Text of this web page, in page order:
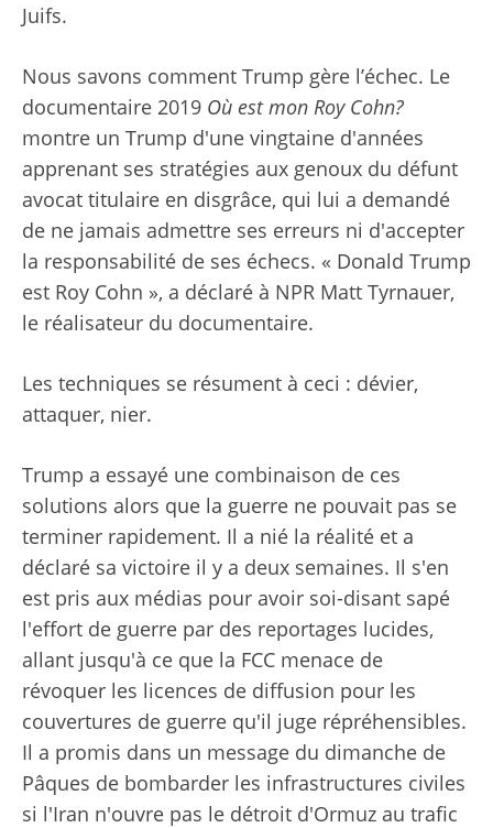
Juifs.
Nous savons comment Trump gère l’échec. Le
documentaire 2019 Où est mon Roy Cohn?
montre un Trump d'une vingtaine d'années
apprenant ses stratégies aux genoux du défunt
avocat titulaire en disgrâce, qui lui a demandé
de ne jamais admettre ses erreurs ni d'accepter
la responsabilité de ses échecs. « Donald Trump
est Roy Cohn », a déclaré à NPR Matt Tyrnauer,
le réalisateur du documentaire.
Les techniques se résument à ceci : dévier,
attaquer, nier.
Trump a essayé une combinaison de ces
solutions alors que la guerre ne pouvait pas se
terminer rapidement. Il a nié la réalité et a
déclaré sa victoire il y a deux semaines. Il s'en
est pris aux médias pour avoir soi-disant sapé
l'effort de guerre par des reportages lucides,
allant jusqu'à ce que la FCC menace de
révoquer les licences de diffusion pour les
couvertures de guerre qu'il juge répréhensibles.
Il a promis dans un message du dimanche de
Pâques de bombarder les infrastructures civiles
si l'Iran n'ouvre pas le détroit d'Ormuz au trafic